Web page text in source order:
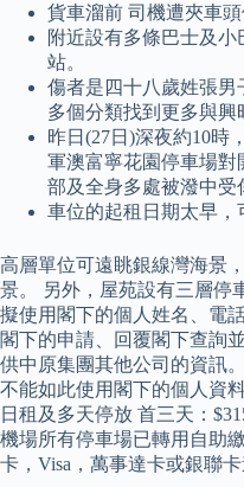
貨車溜前 司機遭夾車
附近設有多條巴士及
站。
傷者是四十八歲姓張
多個分類找到更多與興
昨日(27日)深夜約10時
軍澳富寧花園停車場
部及全身多處被潑中受
車位的起租日期太早
高層單位可遠眺銀線灣海景
景。 另外，屋苑設有三層停
擬使用閣下的個人姓名、電
閣下的申請、回覆閣下查詢
供中原集團其他公司的資訊
不能如此使用閣下的個人資
日租及多天停放 首三天：
機場所有停車場已轉用自助
卡，Visa，萬事達卡或銀聯